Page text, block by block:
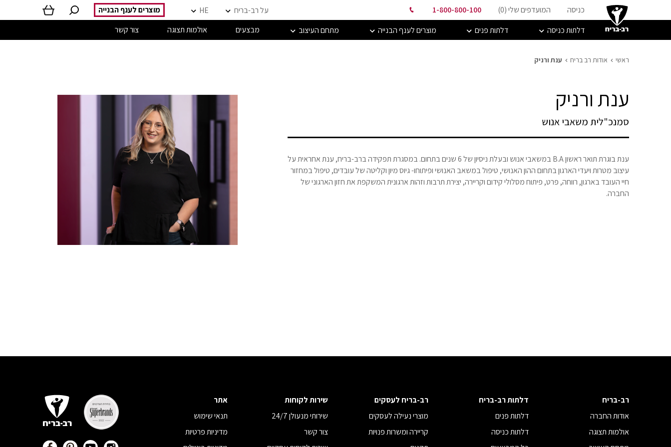
כניסה המועדפים שלי (0
)
1-800-800-100 על רב-בריח HE
מוצרים לענף הבנייה
דלתות כניסה
דלתות פנים מוצרים לענף הבנייה מתחם העיצוב מבצעים אולמות תצוגה צור קשר
ראשי אודות רב בריח ענת ורניק
ענת ורניק
סמנכ"לית משאבי אנוש
ענת בוגרת תואר ראשון B.A במשאבי אנוש ובעלת ניסיון של 6 שנים בתחום. במסגרת תפקידה ברב-בריח, ענת אחראית על
עיצוב מטרות ויעדי הארגון בתחום ההון האנושי, טיפול במשאב האנושי ופיתוחו- גיוס מיון וקליטה של עובדים, טיפול במחזור
חיי העובד בארגון, רווחה, פרט, פיתוח מסלולי קידום וקריירה, יצירת תרבות וזהות ארגונית המשקפת את חזון הארגוני של
החברה.
רב-בריח
אודות החברה
אולמות תצוגה
דלתות רב-בריח
דלתות פנים
דלתות כניסה
רב-בריח לעסקים
מוצרי נעילה לעסקים
קריירה ומשרות פנויות
שירות לקוחות
שירותי מנעולן 24/7
צור קשר
אתר
תנאי שימוש
מדיניות פרטיות